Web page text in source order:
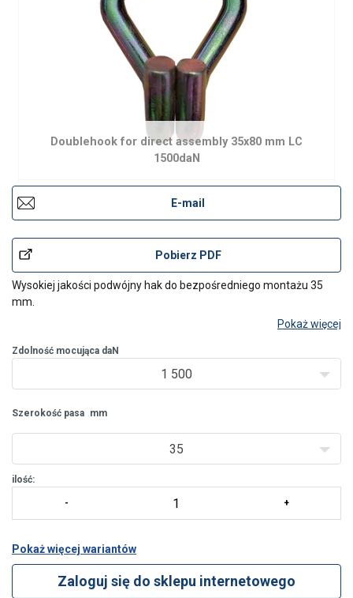
Doublehook for direct assembly 35x80 mm LC
1500daN
E-mail
Pobierz PDF
Wysokiej jakości podwójny hak do bezpośredniego montażu 35
mm.
Pokaż więcej
Zdolność mocująca daN
1 500
Szerokość pasa mm
35
ilość:
Pokaż więcej wariantów
Zaloguj się do sklepu internetowego